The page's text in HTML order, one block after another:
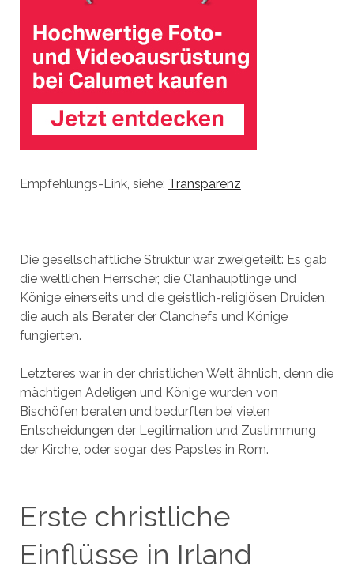
Empfehlungs-Link, siehe: Transparenz
Die gesellschaftliche Struktur war zweigeteilt: Es gab
die weltlichen Herrscher, die Clanhäuptlinge und
Könige einerseits und die geistlich-religiösen Druiden,
die auch als Berater der Clanchefs und Könige
fungierten.
Letzteres war in der christlichen Welt ähnlich, denn die
mächtigen Adeligen und Könige wurden von
Bischöfen beraten und bedurften bei vielen
Entscheidungen der Legitimation und Zustimmung
der Kirche, oder sogar des Papstes in Rom.
Erste christliche
Einflüsse in Irland